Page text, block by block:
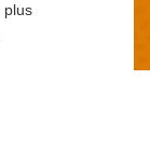
plus